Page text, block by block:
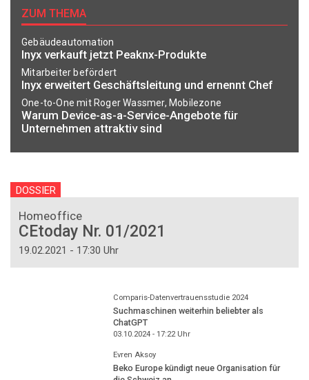
ZUM THEMA
Gebäudeautomation
Inyx verkauft jetzt Peaknx-Produkte
Mitarbeiter befördert
Inyx erweitert Geschäftsleitung und ernennt Chef
One-to-One mit Roger Wassmer, Mobilezone
Warum Device-as-a-Service-Angebote für
Unternehmen attraktiv sind
DOSSIER
Homeoffice
CEtoday Nr. 01/2021
19.02.2021 - 17:30 Uhr
Comparis-Datenvertrauensstudie 2024
Suchmaschinen weiterhin beliebter als
ChatGPT
03.10.2024 - 17:22Uhr
Evren Aksoy
Beko Europe kündigt neue Organisation für